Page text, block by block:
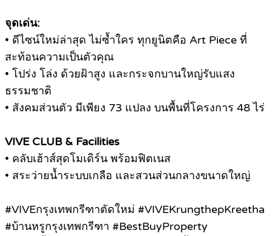
จุดเด่น:
• ดีไซน์ใหม่ล่าสุด ไม่ซ้ำใคร ทุกยูนิตคือ Art Piece ที่
สะท้อนความเป็นตัวคุณ
• โปร่ง โล่ง ด้วยฝ้าสูง และกระจกบานใหญ่รับแสง
ธรรมชาติ
• สังคมส่วนตัว มีเพียง 73 แปลง บนพื้นที่โครงการ 48 ไร่
VIVE CLUB & Facilities
• คลับเฮ้าส์สุดโมเดิร์น พร้อมฟิตเนส
• สระว่ายน้ำระบบเกลือ และสวนส่วนกลางขนาดใหญ่
#VIVEกรุงเทพกรีฑาตัดใหม่ #VIVEKrungthepKreetha
#บ้านหรูกรุงเทพกรีฑา #BestBuyProperty